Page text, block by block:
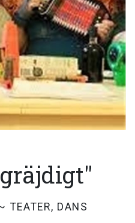
TEATER, DANS